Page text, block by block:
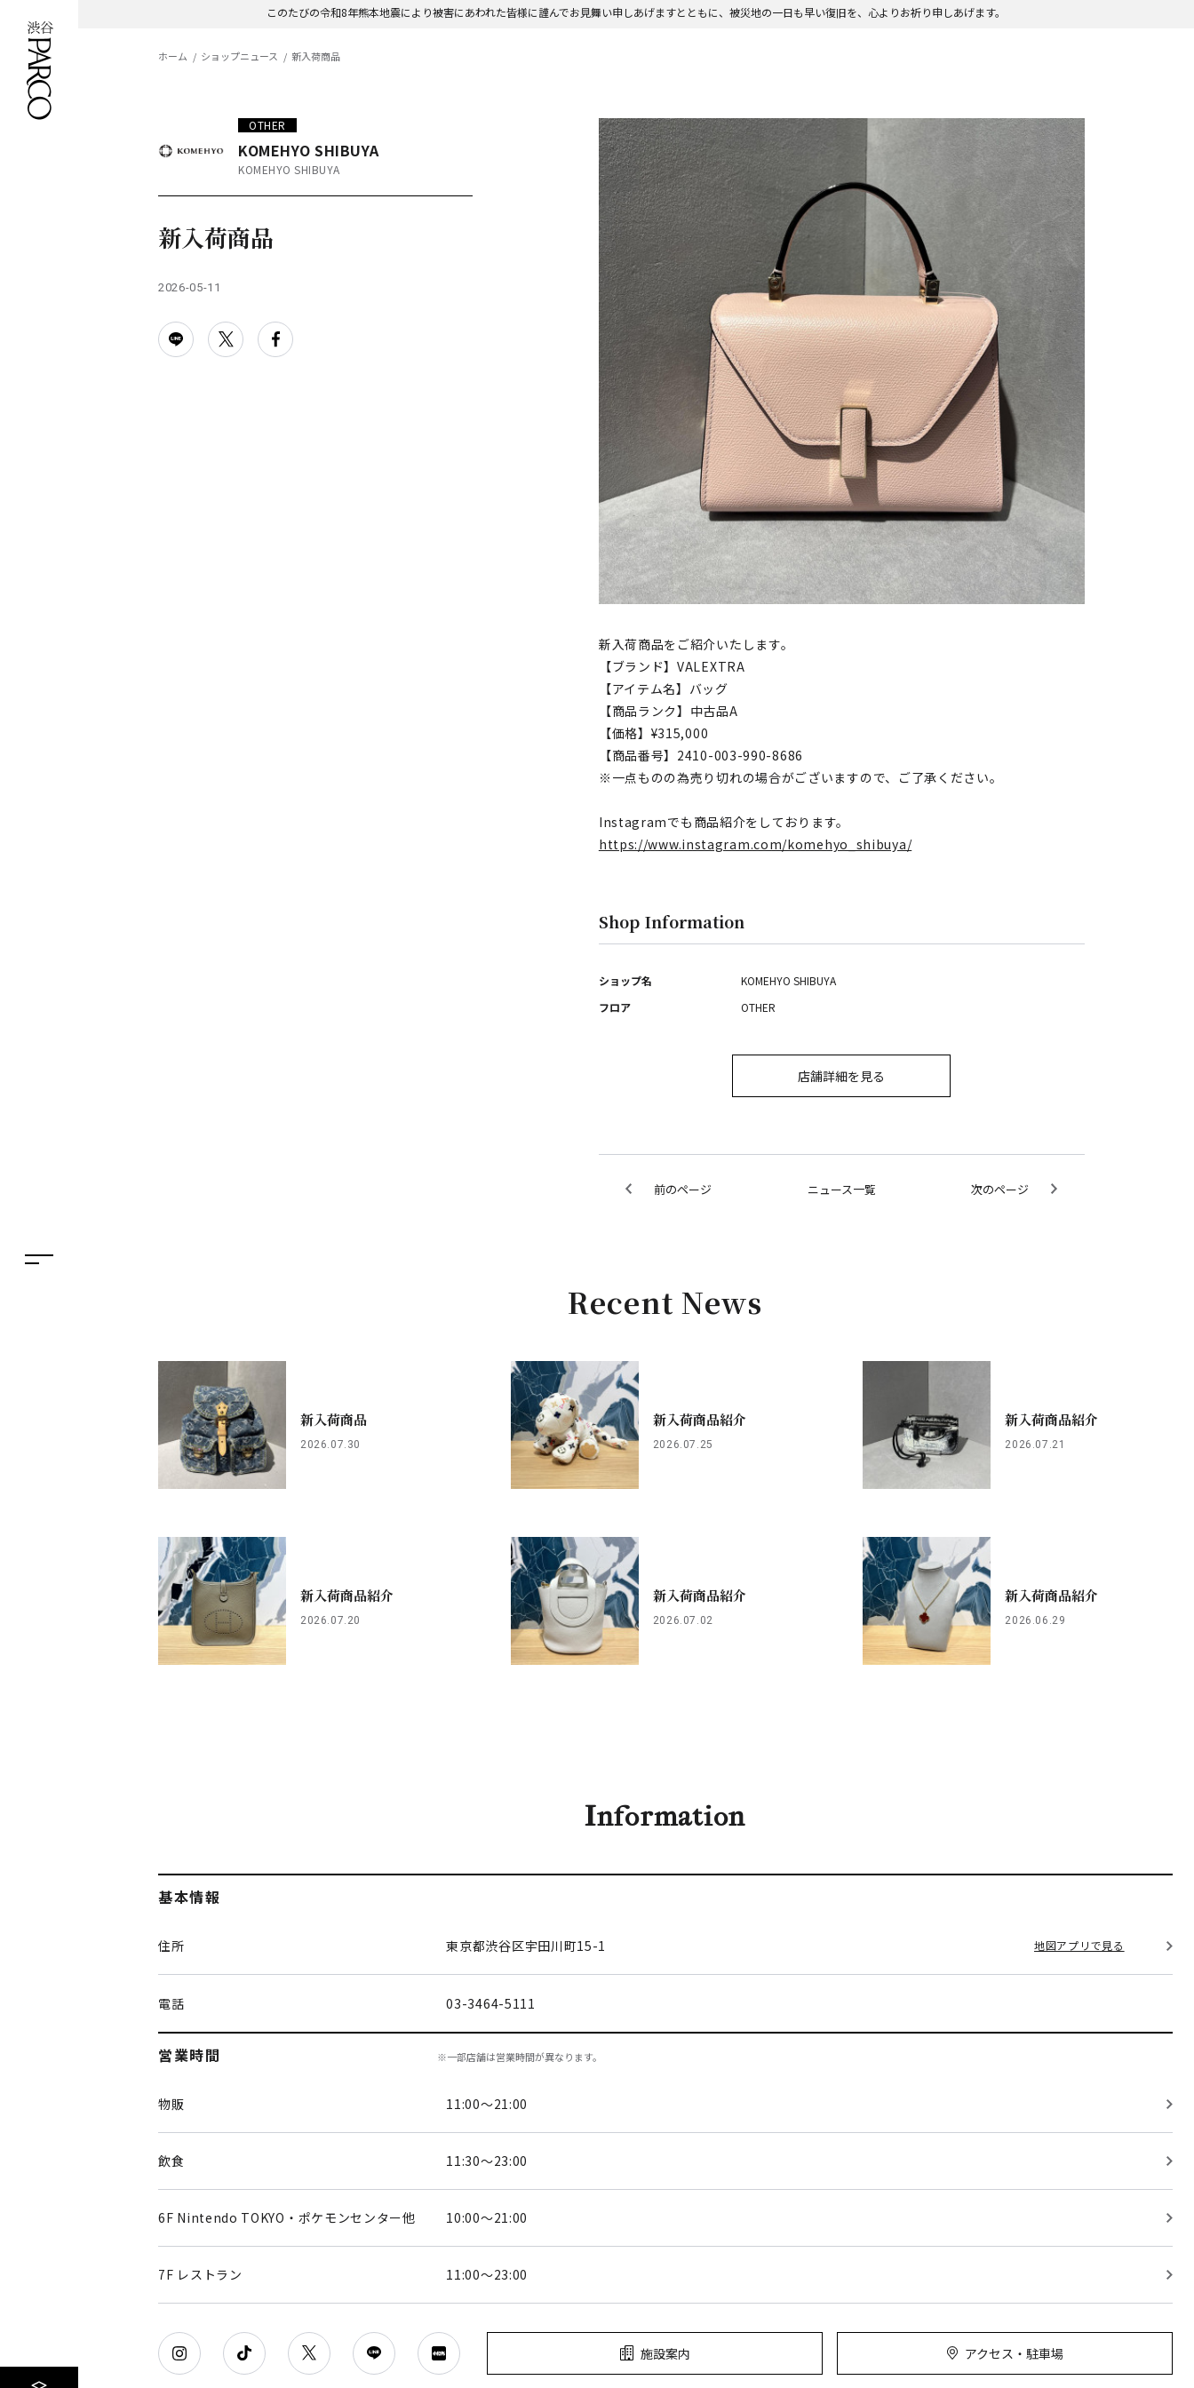
このたびの令和8年熊本地震により被害にあわれた皆様に謹んでお見舞い申しあげますとともに、被災地の一日も早い復旧を、心よりお祈り申しあげます。
ホーム ショップニュース 新入荷商品
OTHER
KOMEHYO SHIBUYA
KOMEHYO SHIBUYA
新入荷商品
2026-05-11
新入荷商品をご紹介いたします。
【ブランド】VALEXTRA
【アイテム名】バッグ
【商品ランク】中古品A
【価格】¥315,000
【商品番号】2410-003-990-8686
※一点ものの為売り切れの場合がございますので、ご了承ください。
Instagramでも商品紹介をしております。
https://www.instagram.com/komehyo_shibuya/
Shop Information
ショップ名
KOMEHYO SHIBUYA
フロア
OTHER
店舗詳細を見る
前のページ ニュース一覧 次のページ
Recent News
新入荷商品
2026.07.30
新入荷商品紹介
2026.07.25
新入荷商品紹介
2026.07.21
新入荷商品紹介
2026.07.20
新入荷商品紹介
2026.07.02
新入荷商品紹介
2026.06.29
Information
基本情報
住所 東京都渋谷区宇田川町15-1 地図アプリで見る
電話 03-3464-5111
営業時間 ※一部店舗は営業時間が異なります。
物販 11:00～21:00
飲食 11:30～23:00
6F Nintendo TOKYO・ポケモンセンター他 10:00～21:00
7F レストラン 11:00～23:00
施設案内 アクセス・駐車場